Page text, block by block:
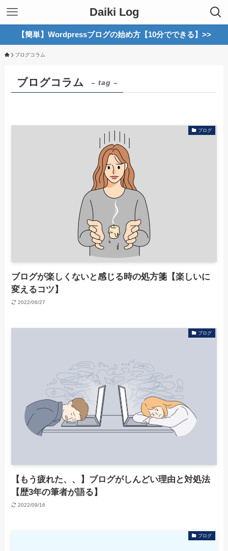
Daiki Log
【簡単】Wordpressブログの始め方【10分でできる】>>
ブログコラム
ブログコラム – tag –
ブログ
ブログが楽しくないと感じる時の処方箋【楽しいに
変えるコツ】
2022/06/27
ブログ
【もう疲れた、、】ブログがしんどい理由と対処法
【歴3年の筆者が語る】
2022/09/16
ブログ